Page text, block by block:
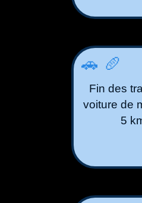
🚗🥖
Fin des
voiture de
5